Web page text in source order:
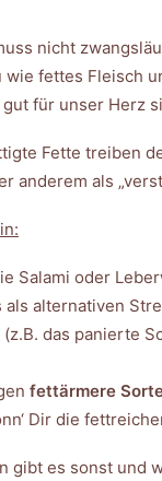
nicht
fettes Fleisch
für unser Herz
Fette treiben
anderem als
Salami oder
alternativen
(z.B. das panierte
fettärmere
Dir die
gibt es sonst und